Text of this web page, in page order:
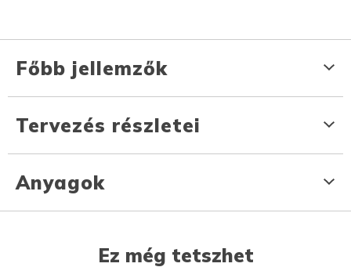
Főbb jellemzők
Tervezés részletei
Anyagok
Ez még tetszhet